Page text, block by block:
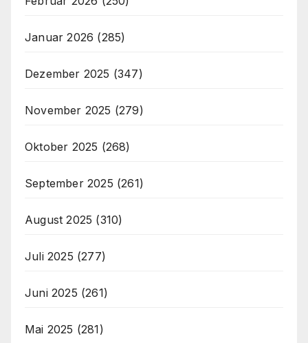
Januar 2026 (285)
Dezember 2025 (347)
November 2025 (279)
Oktober 2025 (268)
September 2025 (261)
August 2025 (310)
Juli 2025 (277)
Juni 2025 (261)
Mai 2025 (281)